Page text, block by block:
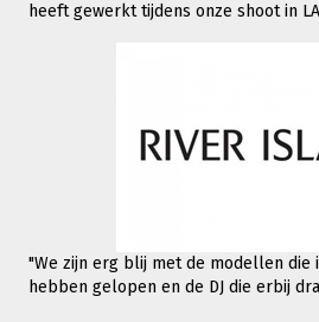
heeft gewerkt tijdens onze shoot in
"We zijn erg blij met de modellen die
hebben gelopen en de DJ die erbij